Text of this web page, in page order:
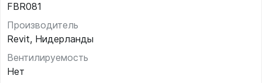
FBR081
Производитель
Revit, Нидерланды
Вентилируемость
Нет